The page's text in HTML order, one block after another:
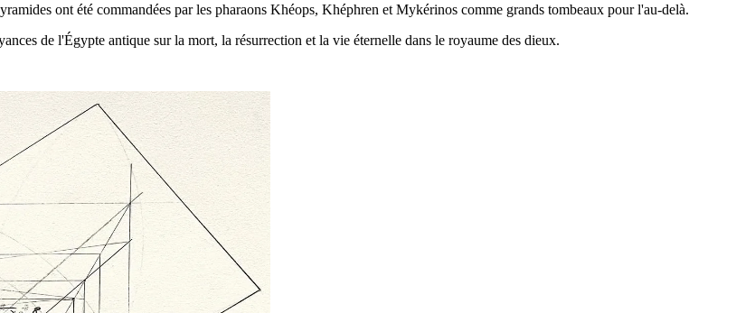
ont été commandées par les pharaons Khéops, Khéphren et Mykérinos comme grands tombeaux pour l'au-delà.
de l'Égypte antique sur la mort, la résurrection et la vie éternelle dans le royaume des dieux.